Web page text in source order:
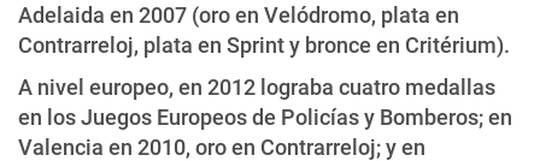
Adelaida en 2007 (oro en Velódromo, plata en
Contrarreloj, plata en Sprint y bronce en Critérium).
A nivel europeo, en 2012 lograba cuatro medallas
en los Juegos Europeos de Policías y Bomberos; en
Valencia en 2010, oro en Contrarreloj; y en